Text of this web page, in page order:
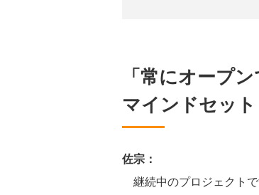
「常にオープ
マインドセット
佐宗：
継続中のプロジェクト